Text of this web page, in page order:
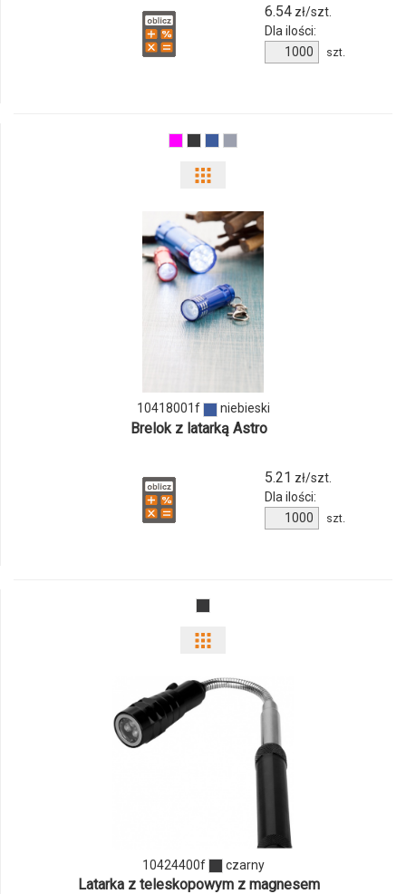
6.54zł/szt.
Dla ilości:
Ilość
produktu
szt.
odmiany
i
ilości
produktu
10418001f niebieski
Brelok z latarką Astro
5.21 zł/szt.
Dla ilości:
Ilość
produktu
szt.
odmiany
produktu
10424400f
10424400f czarny
Latarka z teleskopowym z magnesem